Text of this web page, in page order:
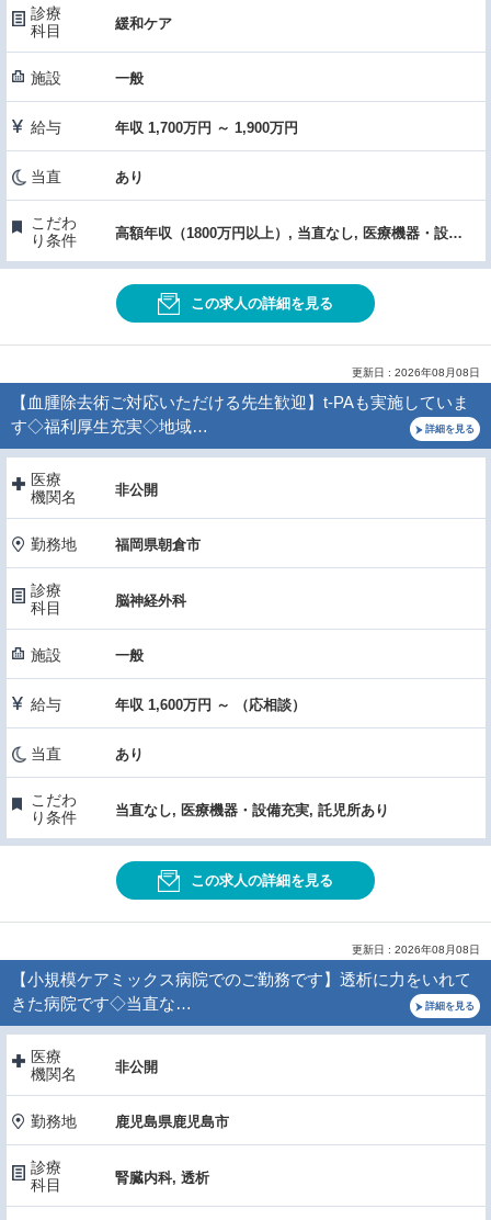
診療
科目
緩和ケア
施設 一般
給与 年収 1,700万円 ～ 1,900万円
当直 あり
こだわ
り条件
高額年収（1800万円以上）, 当直なし, 医療機器・設備充実, 託児所あり
この求人の詳細を見る
更新日 : 2026年08月08日
【血腫除去術ご対応いただける先生歓迎】t-PAも実施していま
す◇福利厚生充実◇地域…
詳細を見る
医療
機関名
非公開
勤務地 福岡県朝倉市
診療
科目
脳神経外科
施設 一般
給与 年収 1,600万円 ～ （応相談）
当直 あり
こだわ
り条件
当直なし, 医療機器・設備充実, 託児所あり
この求人の詳細を見る
更新日 : 2026年08月08日
【小規模ケアミックス病院でのご勤務です】透析に力をいれて
きた病院です◇当直な…
詳細を見る
医療
機関名
非公開
勤務地 鹿児島県鹿児島市
診療
科目
腎臓内科, 透析